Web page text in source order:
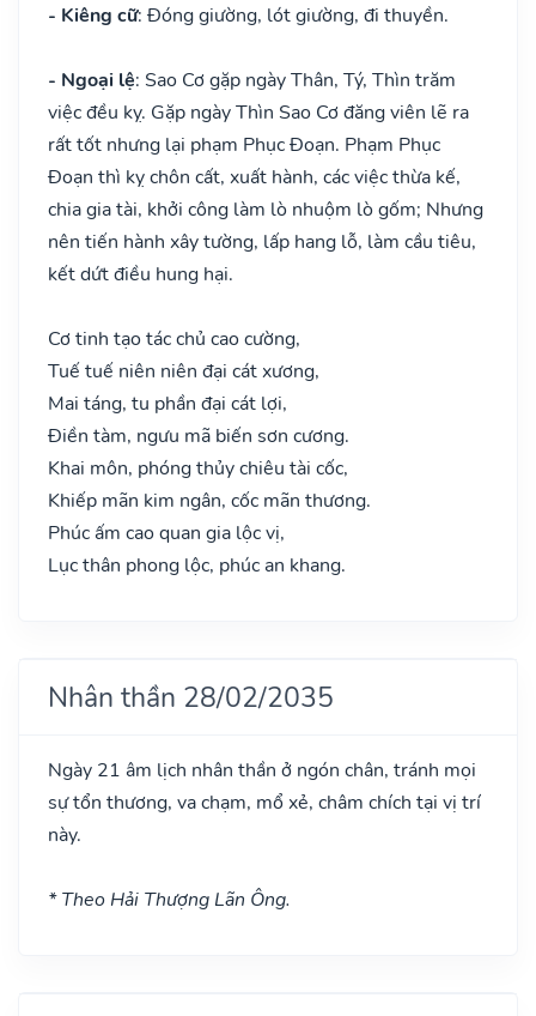
- Kiêng cữ: Đóng giường, lót giường, đi thuyền.
- Ngoại lệ: Sao Cơ gặp ngày Thân, Tý, Thìn trăm
việc đều kỵ. Gặp ngày Thìn Sao Cơ đăng viên lẽ ra
rất tốt nhưng lại phạm Phục Đoạn. Phạm Phục
Đoạn thì kỵ chôn cất, xuất hành, các việc thừa kế,
chia gia tài, khởi công làm lò nhuộm lò gốm; Nhưng
nên tiến hành xây tường, lấp hang lỗ, làm cầu tiêu,
kết dứt điều hung hại.
Cơ tinh tạo tác chủ cao cường,
Tuế tuế niên niên đại cát xương,
Mai táng, tu phần đại cát lợi,
Điền tàm, ngưu mã biến sơn cương.
Khai môn, phóng thủy chiêu tài cốc,
Khiếp mãn kim ngân, cốc mãn thương.
Phúc ấm cao quan gia lộc vị,
Lục thân phong lộc, phúc an khang.
Nhân thần 28/02/2035
Ngày 21 âm lịch nhân thần ở ngón chân, tránh mọi
sự tổn thương, va chạm, mổ xẻ, châm chích tại vị trí
này.
* Theo Hải Thượng Lãn Ông.